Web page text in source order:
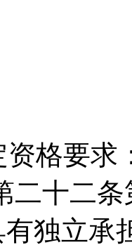
格要求
二十二
独立承